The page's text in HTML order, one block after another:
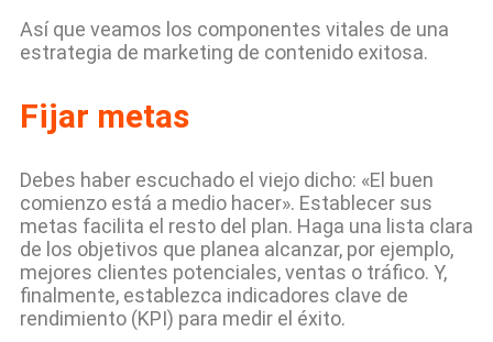
Así que veamos los componentes vitales de una
estrategia de marketing de contenido exitosa.
Fijar metas
Debes haber escuchado el viejo dicho: «El buen
comienzo está a medio hacer». Establecer sus
metas facilita el resto del plan. Haga una lista clara
de los objetivos que planea alcanzar, por ejemplo,
mejores clientes potenciales, ventas o tráfico. Y,
finalmente, establezca indicadores clave de
rendimiento (KPI) para medir el éxito.